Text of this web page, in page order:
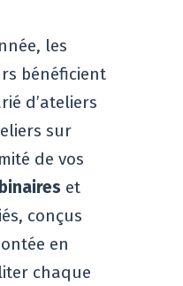
les
bénéficient
d’ateliers
sur
de vos
et
conçus
en
chaque